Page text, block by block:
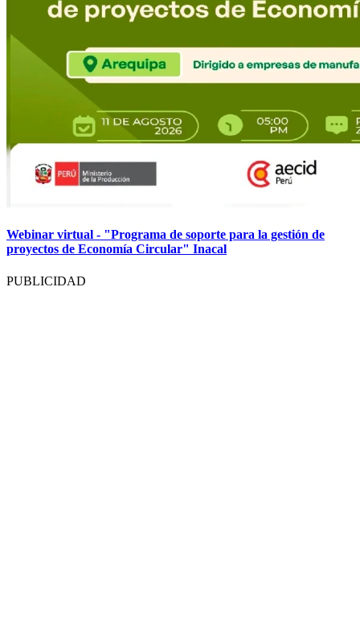
Webinar virtual - "Programa de soporte para la gestión de
proyectos de Economía Circular" Inacal
PUBLICIDAD